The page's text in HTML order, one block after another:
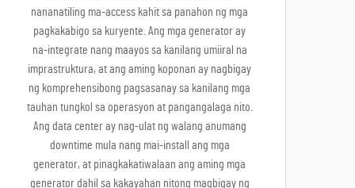
nananatiling ma-access kahit sa panahon ng mga
pagkakabigo sa kuryente. Ang mga generator ay
na-integrate nang maayos sa kanilang umiiral na
imprastruktura, at ang aming koponan ay nagbigay
ng komprehensibong pagsasanay sa kanilang mga
tauhan tungkol sa operasyon at pangangalaga nito.
Ang data center ay nag-ulat ng walang anumang
downtime mula nang mai-install ang mga
generator, at pinagkakatiwalaan ang aming mga
generator dahil sa kakayahan nitong magbigay ng